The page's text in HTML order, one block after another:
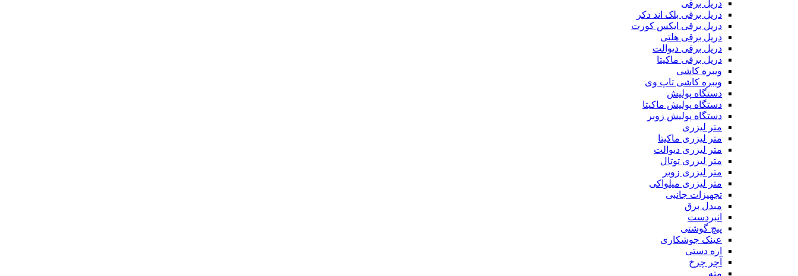
دریل برقی
دریل برقی بلک اند دکر
دریل برقی ایکس کورت
دریل برقی هلتی
دریل برقی دیوالت
دریل برقی ماکیتا
ویبره کاشی
ویبره کاشی تاپ وی
دستگاه پولیش
دستگاه پولیش ماکیتا
دستگاه پولیش زوبر
متر لیزری
متر لیزری ماکیتا
متر لیزری دیوالت
متر لیزری توتال
متر لیزری زوبر
متر لیزری میلواکی
تجهیزات جانبی
مبدل برق
انبردست
پیچ گوشتی
عینک جوشکاری
اره دستی
آچر چرخ
مته